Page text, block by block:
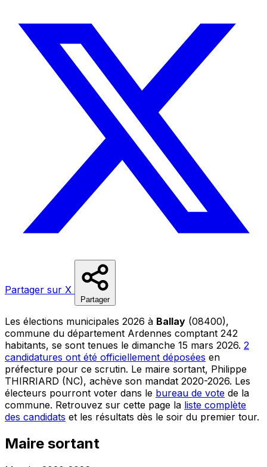
Partager sur X
Partager
Les élections municipales 2026 à Ballay (08400),
commune du département Ardennes comptant 242
habitants, se sont tenues le dimanche 15 mars 2026. 2
candidatures ont été officiellement déposées en
préfecture pour ce scrutin. Le maire sortant, Philippe
THIRRIARD (NC), achève son mandat 2020-2026. Les
électeurs pourront voter dans le bureau de vote de la
commune. Retrouvez sur cette page la liste complète
des candidats et les résultats dès le soir du premier tour.
Maire sortant